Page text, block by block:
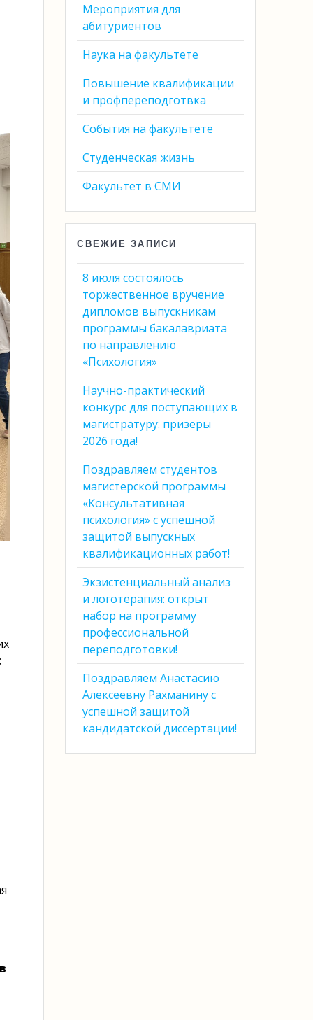
Мероприятия для
абитуриентов
Наука на факультете
Повышение квалификации
и профпереподготвка
События на факультете
Студенческая жизнь
Факультет в СМИ
СВЕЖИЕ ЗАПИСИ
8 июля состоялось
торжественное вручение
дипломов выпускникам
программы бакалавриата
по направлению
«Психология»
Научно-практический
конкурс для поступающих в
магистратуру: призеры
2026 года!
Поздравляем студентов
магистерской программы
«Консультативная
психология» с успешной
защитой выпускных
квалификационных работ!
Экзистенциальный анализ
и логотерапия: открыт
набор на программу
профессиональной
переподготовки!
Поздравляем Анастасию
Алексеевну Рахманину с
успешной защитой
кандидатской диссертации!